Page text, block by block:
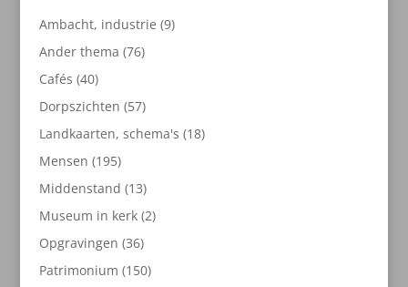
Ambacht, industrie 99
Ander thema 7676
Cafés 4040
producten
Dorpszichten 5757
producten
Landkaarten, schema's 1818
Mensen 195195
producten
Middenstand 1313
producten
Museum in kerk 22
Opgravingen 3636
producten
Patrimonium 150150